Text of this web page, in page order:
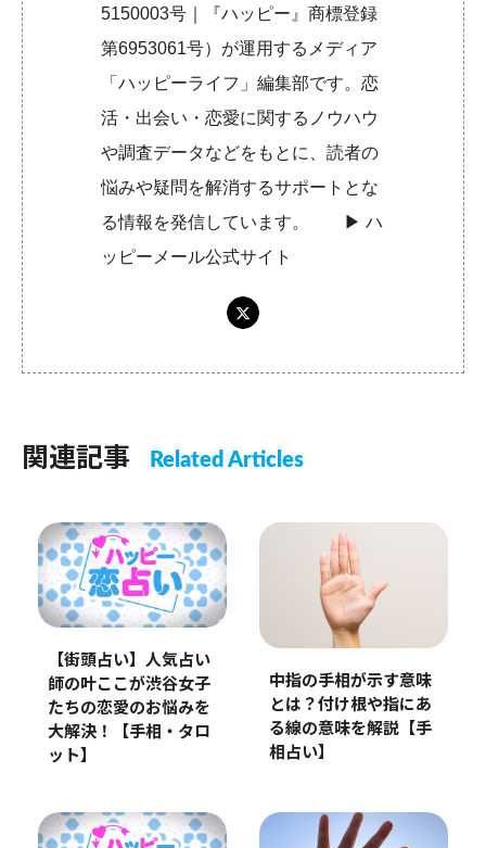
5150003号｜『ハッピー』商標登録
第6953061号）が運用するメディア
「ハッピーライフ」編集部です。恋
活・出会い・恋愛に関するノウハウ
や調査データなどをもとに、読者の
悩みや疑問を解消するサポートとな
る情報を発信しています。 ▶︎ハ
ッピーメール公式サイト
関連記事 Related Articles
【街頭占い】人気占い
師の叶ここが渋谷女子
たちの恋愛のお悩みを
大解決！【手相・タロ
ット】
中指の手相が示す意味
とは？付け根や指にあ
る線の意味を解説【手
相占い】